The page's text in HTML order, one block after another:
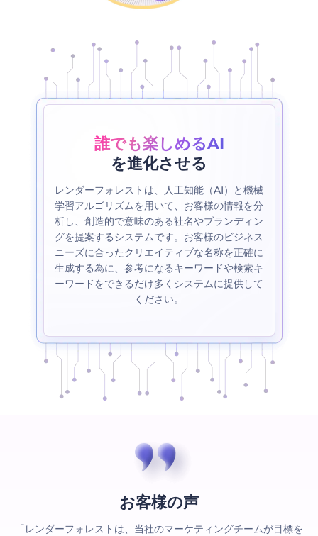
誰でも楽しめるAI
を進化させる
レンダーフォレストは、人工知能（AI）と機械
学習アルゴリズムを用いて、お客様の情報を分
析し、創造的で意味のある社名やブランディン
グを提案するシステムです。お客様のビジネス
ニーズに合ったクリエイティブな名称を正確に
生成する為に、参考になるキーワードや検索キ
ーワードをできるだけ多くシステムに提供して
ください。
お客様の声
「レンダーフォレストは、当社のマーケティングチームが目標を